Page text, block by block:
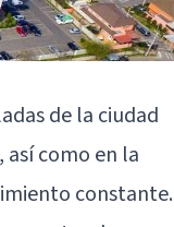
de la ciudad
como en la
constante.